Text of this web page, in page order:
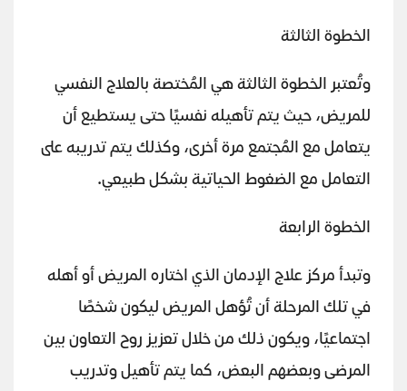
الخطوة الثالثة
وتُعتبر الخطوة الثالثة هي المُختصة بالعلاج النفسي
للمريض، حيث يتم تأهيله نفسيًا حتى يستطيع أن
يتعامل مع المُجتمع مرة أخرى، وكذلك يتم تدريبه على
التعامل مع الضغوط الحياتية بشكل طبيعي.
الخطوة الرابعة
وتبدأ مركز علاج الإدمان الذي اختاره المريض أو أهله
في تلك المرحلة أن تُؤهل المريض ليكون شخصًا
اجتماعيًا، ويكون ذلك من خلال تعزيز روح التعاون بين
المرضى وبعضهم البعض، كما يتم تأهيل وتدريب